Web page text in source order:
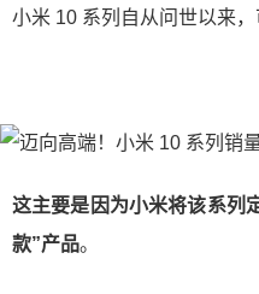
小米 10 系列自从问世以来，
这主要是因为小米将该系列
款”产品。